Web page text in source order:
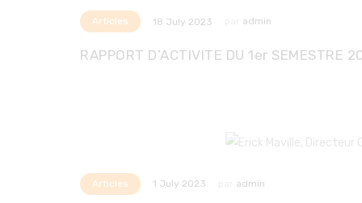
Articles 18 July 2023 admin
RAPPORT D’ACTIVITE DU 1er SEMESTRE
Articles 1 July 2023 admin